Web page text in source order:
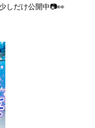
しだけ公開中📷👀